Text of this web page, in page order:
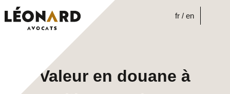
content
fr en
Valeur en douane à